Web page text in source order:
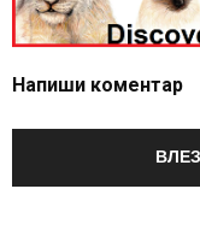
Напиши коментар